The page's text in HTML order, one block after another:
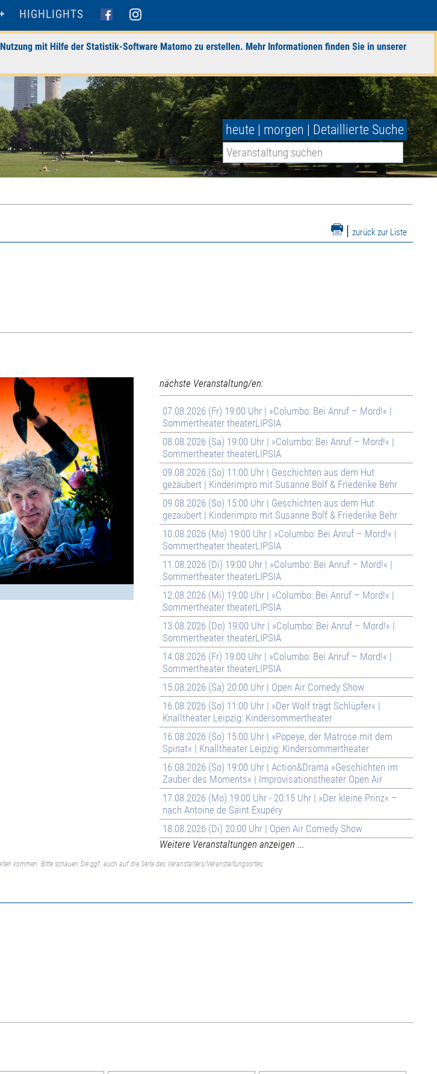
HIGHLIGHTS
mit Hilfe der Statistik-Software Matomo zu erstellen. Mehr Informationen finden Sie in unserer
heute | morgen | Detaillierte Suche
| zurück zur Liste
nächste Veranstaltung/en:
07.08.2026 (Fr) 19:00 Uhr | »Columbo: Bei Anruf – Mord!« |
Sommertheater theaterLIPSIA
08.08.2026 (Sa) 19:00 Uhr | »Columbo: Bei Anruf – Mord!« |
Sommertheater theaterLIPSIA
09.08.2026 (So) 11:00 Uhr | Geschichten aus dem Hut
gezaubert | Kinderimpro mit Susanne Bolf & Friederike Behr
09.08.2026 (So) 15:00 Uhr | Geschichten aus dem Hut
gezaubert | Kinderimpro mit Susanne Bolf & Friederike Behr
10.08.2026 (Mo) 19:00 Uhr | »Columbo: Bei Anruf – Mord!« |
Sommertheater theaterLIPSIA
11.08.2026 (Di) 19:00 Uhr | »Columbo: Bei Anruf – Mord!« |
Sommertheater theaterLIPSIA
12.08.2026 (Mi) 19:00 Uhr | »Columbo: Bei Anruf – Mord!« |
Sommertheater theaterLIPSIA
13.08.2026 (Do) 19:00 Uhr | »Columbo: Bei Anruf – Mord!« |
Sommertheater theaterLIPSIA
14.08.2026 (Fr) 19:00 Uhr | »Columbo: Bei Anruf – Mord!« |
Sommertheater theaterLIPSIA
15.08.2026 (Sa) 20:00 Uhr | Open Air Comedy Show
16.08.2026 (So) 11:00 Uhr | »Der Wolf trägt Schlüpfer« |
Knalltheater Leipzig: Kindersommertheater
16.08.2026 (So) 15:00 Uhr | »Popeye, der Matrose mit dem
Spinat« | Knalltheater Leipzig: Kindersommertheater
16.08.2026 (So) 19:00 Uhr | Action&Drama »Geschichten im
Zauber des Moments« | Improvisationstheater Open Air
17.08.2026 (Mo) 19:00 Uhr - 20:15 Uhr | »Der kleine Prinz« –
nach Antoine de Saint Exupéry
18.08.2026 (Di) 20:00 Uhr | Open Air Comedy Show
Weitere Veranstaltungen anzeigen ...
kommen. Bitte schauen Sie ggf. auch auf die Seite des Veranstalters/Veranstaltungsortes.